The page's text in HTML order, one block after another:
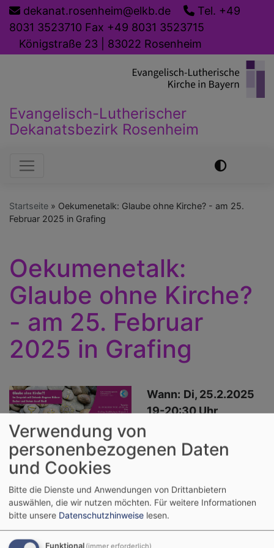
Direkt
zum
Inhalt
dekanat.rosenheim@elkb.de
Tel. +49
8031 3523710 Fax +49 8031 3523715
Königstraße 23 | 83022 Rosenheim
Evangelisch-Lutherischer
Dekanatsbezirk Rosenheim
Hauptnavigation
Startseite
Oekumenetalk: Glaube ohne Kirche? - am 25.
Februar 2025 in Grafing
Oekumenetalk:
Glaube ohne Kirche?
- am 25. Februar
2025 in Grafing
Bildrechte Evang. Dekanat Rosenheim
Wann: Di, 25.2.2025
19-20:30 Uhr
Grafing
Grenzstr. 5
85567 Grafing
Viele möchten ihren Glauben ohne die
institutionelle Kirche leben. In diesem Kontext
Verwendung von
personenbezogenen Daten
und Cookies
Bitte die Dienste und Anwendungen von Drittanbietern
auswählen, die wir nutzen möchten. Für weitere Informationen
bitte unsere Datenschutzhinweise lesen.
Funktional (immer erforderlich)